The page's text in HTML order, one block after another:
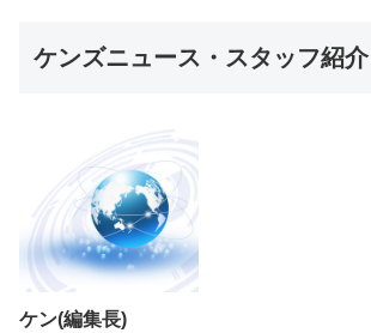
ケンズニュース・スタッフ紹介
ケン(編集長)